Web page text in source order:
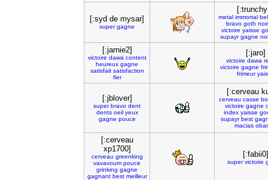
[:syd de mysar]
super gagne
metal immortal
bravo goth noir
victoire yaisse
supayr gagne
[:jarnie2]
victoire dawa content
heureux gagne
satisfait satisfaction
fier
[:jaro]
victoire dawa
victoire gagne
frimeur
[:jblover]
super bravo dent
dents oeil yeux
gagne pouce
[:cerveau
cerveau casse
victoire gagne
index yaisse
supayr best
macias
[:cerveau
xp1700]
cerveau greenking
vavavoum pouce
grinking gagne
gagnant best meilleur
[:fabii0]
super victoire